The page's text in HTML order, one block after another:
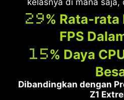
29% Rata-
FPS
15% Daya
Dibandingkan dengan
Z1